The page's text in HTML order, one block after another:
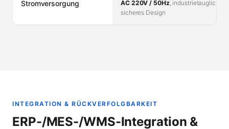
Stromversorgung AC 220V / 50Hz, industrietaugliches
sicheres Design
INTEGRATION & RÜCKVERFOLGBARKEIT
ERP-/MES-/WMS-Integration &